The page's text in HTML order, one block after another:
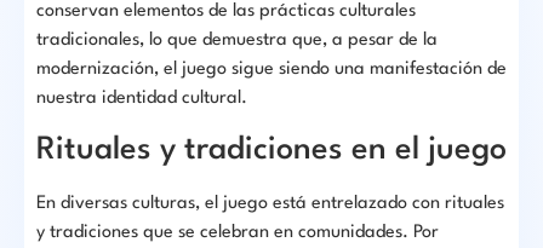
conservan elementos de las prácticas culturales
tradicionales, lo que demuestra que, a pesar de la
modernización, el juego sigue siendo una manifestación de
nuestra identidad cultural.
Rituales y tradiciones en el juego
En diversas culturas, el juego está entrelazado con rituales
y tradiciones que se celebran en comunidades. Por